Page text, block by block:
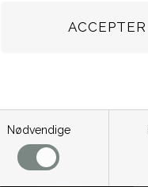
Nødvendige
cm